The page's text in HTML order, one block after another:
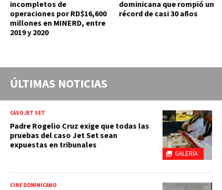
incompletos de
operaciones por RD$16,600
millones en MINERD, entre
2019 y 2020
dominicana que rompió un
récord de casi 30 años
ÚLTIMAS NOTICIAS
GALERÍA
CASO JET SET
Padre Rogelio Cruz exige que todas las
pruebas del caso Jet Set sean
expuestas en tribunales
CINE DOMINICANO